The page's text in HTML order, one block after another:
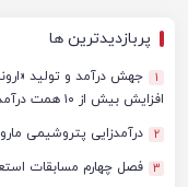
پربازدیدترین ها
1
جهش درآمد و تولید
افزایش بیش از ۱۰ همت درآمد پتروشیمی اروند در ۹ ماهه ۱۴۰۴
2 درآمدزایی پتروشیمی مارون
3 فصل چهارم مسابقات